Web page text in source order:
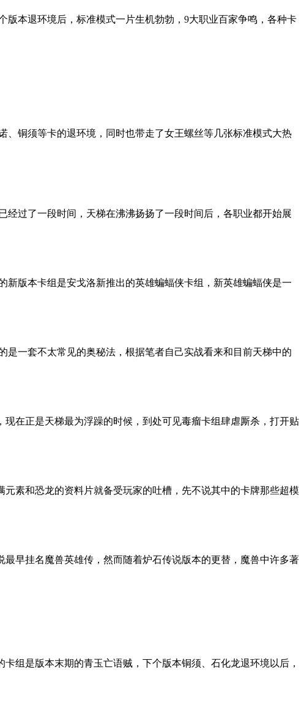
版本退环境后，标准模式一片生机勃勃，9大职业百家争鸣，各种卡
、铜须等卡的退环境，同时也带走了女王螺丝等几张标准模式大热
经过了一段时间，天梯在沸沸扬扬了一段时间后，各职业都开始展
新版本卡组是安戈洛新推出的英雄蝙蝠侠卡组，新英雄蝙蝠侠是一
是一套不太常见的奥秘法，根据笔者自己实战看来和目前天梯中的
在正是天梯最为浮躁的时候，到处可见毒瘤卡组肆虐厮杀，打开贴
素和恐龙的资料片就备受玩家的吐槽，先不说其中的卡牌那些超模
早挂名魔兽英雄传，然而随着炉石传说版本的更替，魔兽中许多著
组是版本末期的青玉亡语贼，下个版本铜须、石化龙退环境以后，